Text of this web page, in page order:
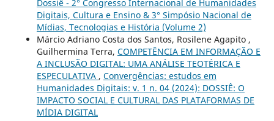
Dossiê - 2° Congresso Internacional de Humanidades
Digitais, Cultura e Ensino & 3° Simpósio Nacional de
Mídias, Tecnologias e História (Volume 2)
Márcio Adriano Costa dos Santos, Rosilene Agapito ,
Guilhermina Terra, COMPETÊNCIA EM INFORMAÇÃO E
A INCLUSÃO DIGITAL: UMA ANÁLISE TEOTÉRICA E
ESPECULATIVA , Convergências: estudos em
Humanidades Digitais: v. 1 n. 04 (2024): DOSSIÊ: O
IMPACTO SOCIAL E CULTURAL DAS PLATAFORMAS DE
MÍDIA DIGITAL